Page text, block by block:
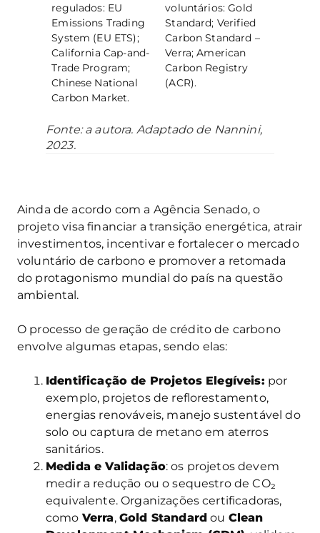
regulados: EU
Emissions Trading
System (EU ETS);
California Cap-and-
Trade Program;
Chinese National
Carbon Market.
voluntários: Gold
Standard; Verified
Carbon Standard –
Verra; American
Carbon Registry
(ACR).
Fonte: a autora. Adaptado de Nannini,
2023.
Ainda de acordo com a Agência Senado, o
projeto visa financiar a transição energética, atrair
investimentos, incentivar e fortalecer o mercado
voluntário de carbono e promover a retomada
do protagonismo mundial do país na questão
ambiental.
O processo de geração de crédito de carbono
envolve algumas etapas, sendo elas:
Identificação de Projetos Elegíveis: por
exemplo, projetos de reflorestamento,
energias renováveis, manejo sustentável do
solo ou captura de metano em aterros
sanitários.
Medida e Validação: os projetos devem
medir a redução ou o sequestro de CO₂
equivalente. Organizações certificadoras,
como Verra, Gold Standard ou Clean